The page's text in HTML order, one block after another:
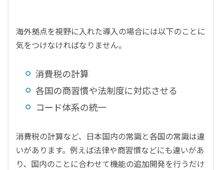
海外拠点を視野に入れた導入の場合には以下のことに
気をつけなければなりません。
消費税の計算
各国の商習慣や法制度に対応させる
コード体系の統一
消費税の計算など、日本国内の常識と各国の常識は違
いがあります。例えば法律や商習慣などにも違いがあ
り、国内のことに合わせて機能の追加開発を行うだけ